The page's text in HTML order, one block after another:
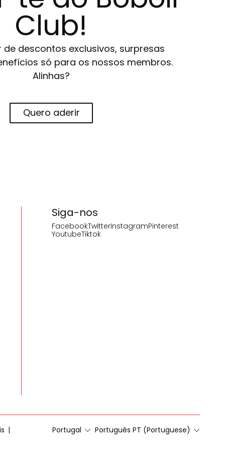
Club!
descontos exclusivos, surpresas
só para os nossos membros.
Alinhas?
Quero aderir
Siga-nos
FacebookTwitterInstagramPinterest
YoutubeTiktok
Portugal Português PT (Portuguese)